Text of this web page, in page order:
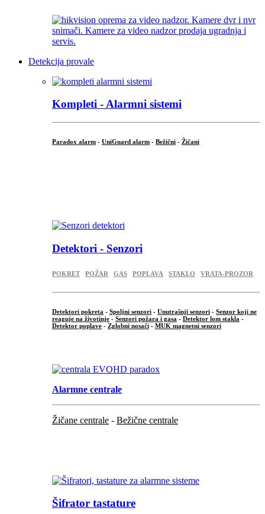
Detekcija provale
Kompleti - Alarmni sistemi
Paradox alarm - UniGuard alarm - Bežični - Žičani
Detektori - Senzori
POKRET POŽAR GAS POPLAVA STAKLO VRATA-PROZOR
Detektori pokreta - Spoljni senzori - Unutrašnji senzori - Senzor koji ne
reaguje na životinje - Senzori požara i gasa - Detektor lom stakla -
Detektor poplave - Zglobni nosači - MUK magnetni senzori
Alarmne centrale
Žičane centrale - Bežične centrale
Šifrator tastature